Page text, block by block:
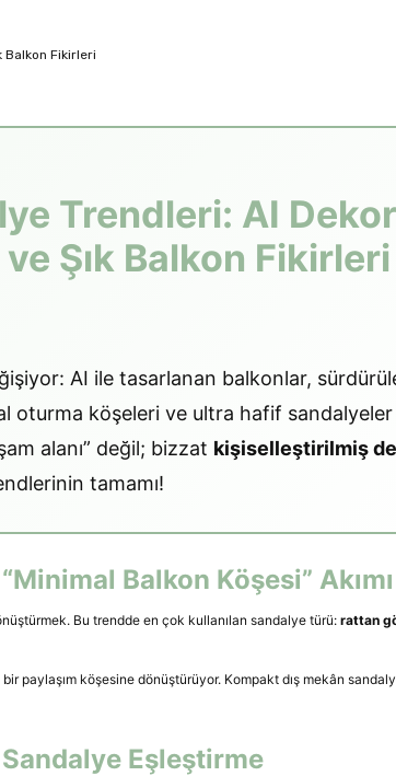
Trendleri: AI
Şık Balkon Fikirleri
AI ile tasarlanan balkonlar,
oturma köşeleri ve ultra hafif
alanı” değil; bizzat kişiselleştirilmiş
tamamı!
Balkon Köşesi” Akımı
Bu trendde en çok kullanılan sandalye türü: rattan
bir paylaşım köşesine dönüştürüyor. Kompakt dış mekân
Eşleştirme